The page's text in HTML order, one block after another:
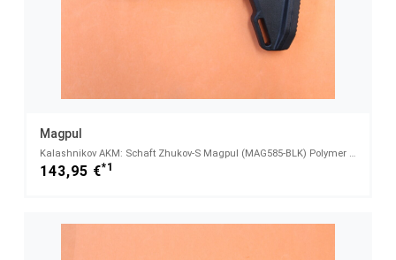
Magpul
Kalashnikov AKM: Schaft Zhukov-S Magpul (MAG585-BLK) Polymer Black Schulterstütze seitenklappbar
143,95 €*1